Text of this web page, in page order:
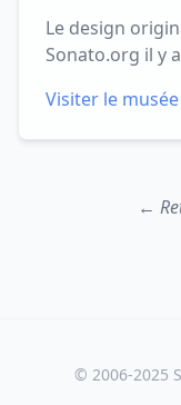
Le design
Sonato.org il y
Visiter le
←
© 2006-2025